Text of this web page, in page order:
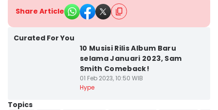
Share Article
Curated For You
10 Musisi Rilis Album Baru
selama Januari 2023, Sam
Smith Comeback!
01 Feb 2023, 10:50 WIB
Hype
Topics